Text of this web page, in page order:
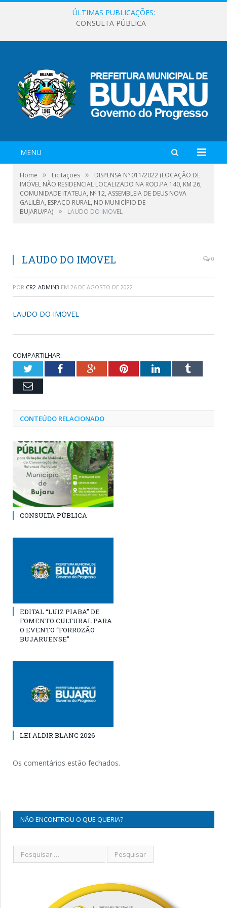
ÚLTIMAS PUBLICAÇÕES:
CONSULTA PÚBLICA
MENU
Home » Licitações »
DISPENSA Nº 011/2022 (LOCAÇÃO DE
IMÓVEL NÃO RESIDENCIAL LOCALIZADO NA ROD.PA 140, KM 26,
COMUNIDADE ITATEUA, Nº 12, ASSEMBLEIA DE DEUS NOVA
GALILÉIA, ESPAÇO RURAL, NO MUNICÍPIO DE
BUJARU/PA) » LAUDO DO IMOVEL
LAUDO DO IMOVEL 0
POR CR2-ADMIN3 EM 26 DE AGOSTO DE 2022
LAUDO DO IMOVEL
COMPARTILHAR:
TwitterFacebookGoogle+PinterestLinkedInTumblr
Email
CONTEÚDO RELACIONADO
CONSULTA PÚBLICA
EDITAL “LUIZ PIABA” DE
FOMENTO CULTURAL PARA
O EVENTO “FORROZÃO
BUJARUENSE”
LEI ALDIR BLANC 2026
Os comentários estão fechados.
NÃO ENCONTROU O QUE QUERIA?